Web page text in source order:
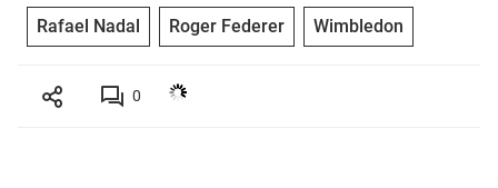
Rafael Nadal Roger Federer Wimbledon
0